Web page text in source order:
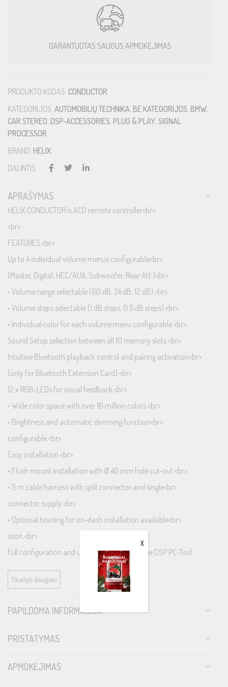
GARANTUOTAS SAUGUS APMOKĖJIMAS
PRODUKTO KODAS: CONDUCTOR
KATEGORIJOS: AUTOMOBILIŲ TECHNIKA, BE KATEGORIJOS, BMW,
CAR STEREO, DSP-ACCESSORIES, PLUG & PLAY, SIGNAL
PROCESSOR
BRAND: HELIX
DALINTIS :
APRAŠYMAS
HELIX CONDUCTOR is ACO remote controller<br>
<br>
FEATURES:<br>
Up to 4 individual volume menus configurable<br>
(Master, Digital, HEC/AUX, Subwoofer, Rear Att.)<br>
• Volume range selectable (60 dB, 24 dB, 12 dB).<br>
• Volume steps selectable (1 dB steps, 0.5 dB steps).<br>
• Individual color for each volume menu configurable.<br>
Sound Setup selection between all 10 memory slots.<br>
Intuitive Bluetooth playback control and pairing activation<br>
(only for Bluetooth Extension Card).<br>
12 x RGB-LEDs for visual feedback.<br>
• Wide color space with over 16 million colors.<br>
• Brightness and automatic dimming function<br>
configurable.<br>
Easy installation.<br>
• Flush mount installation with Ø 40 mm hole cut-out.<br>
• 5 m cable harness with split connector and single<br>
connector supply.<br>
• Optional housing for on-dash installation available<br>
soon.<br>
Full configuration and updatability through the DSP PC-Tool
software.<br>
DSP PC-Tool 4.75a or higher.<br>
COMPATIBILITY:<br>
BRAX DSP<br>
DSP.3<br>
Skaityti daugiau
PAPILDOMA INFORMACIJA
PRISTATYMAS
APMOKĖJIMAS
X